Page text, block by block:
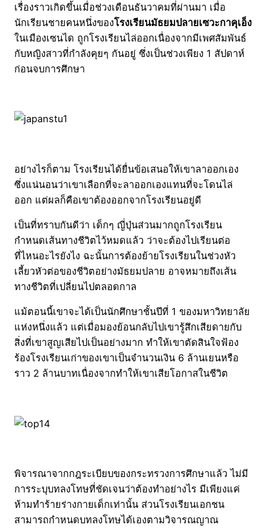
เรื่องราวเกิดขึ้นเมื่อช่วงเดือนธันวาคมที่ผ่านมา เมื่อ
นักเรียนชายคนหนึ่งของโรงเรียนมัธยมปลายเซวะกาคุเอ็ง
ในเมืองเซนได ถูกโรงเรียนไล่ออกเนื่องจากมีเพศสัมพันธ์
กับหญิงสาวที่กำลังคุยๆ กันอยู่ ซึ่งเป็นช่วงเพียง 1 สัปดาห์
ก่อนจบการศึกษา
อย่างไรก็ตาม โรงเรียนได้ยื่นข้อเสนอให้เขาลาออกเอง
ซึ่งแน่นอนว่าเขาเลือกที่จะลาออกเองแทนที่จะโดนไล่
ออก แต่ผลก็คือเขาต้องออกจากโรงเรียนอยู่ดี
เป็นที่ทราบกันดีว่า เด็กๆ ญี่ปุ่นส่วนมากถูกโรงเรียน
กำหนดเส้นทางชีวิตไว้หมดแล้ว ว่าจะต้องไปเรียนต่อ
ที่ไหนอะไรยังไง ฉะนั้นการต้องย้ายโรงเรียนในช่วงหัว
เลี้ยวหัวต่อของชีวิตอย่างมัธยมปลาย อาจหมายถึงเส้น
ทางชีวิตที่เปลี่ยนไปตลอดกาล
แม้ตอนนี้เขาจะได้เป็นนักศึกษาชั้นปีที่ 1 ของมหาวิทยาลัย
แห่งหนึ่งแล้ว แต่เมื่อมองย้อนกลับไปเขารู้สึกเสียดายกับ
สิ่งที่เขาสูญเสียไปเป็นอย่างมาก ทำให้เขาตัดสินใจฟ้อง
ร้องโรงเรียนเก่าของเขาเป็นจำนวนเงิน 6 ล้านเยนหรือ
ราว 2 ล้านบาทเนื่องจากทำให้เขาเสียโอกาสในชีวิต
พิจารณาจากกฎระเบียบของกระทรวงการศึกษาแล้ว ไม่มี
การระบุบทลงโทษที่ชัดเจนว่าต้องทำอย่างไร มีเพียงแค่
ห้ามทำร้ายร่างกายเด็กเท่านั้น ส่วนโรงเรียนเอกชน
สามารถกำหนดบทลงโทษได้เองตามวิจารณญาณ